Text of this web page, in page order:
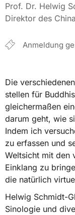
Prof. Dr. Helwig
Direktor des
Anmeldung
Die
stellen für
gleichermaßen
darum geht, wie
Indem ich
zu erfassen und
Weltsicht mit den
Einklang zu
die natürlich
Helwig Schmidt-
Sinologie und